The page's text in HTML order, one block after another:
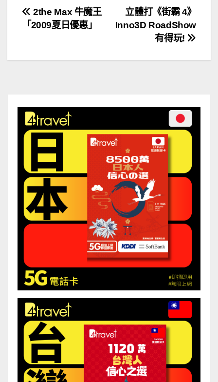
文
導
立體打《街霸 4》
Inno3D RoadShow
有得玩!
2the Max 牛魔王
「2009夏日優惠」